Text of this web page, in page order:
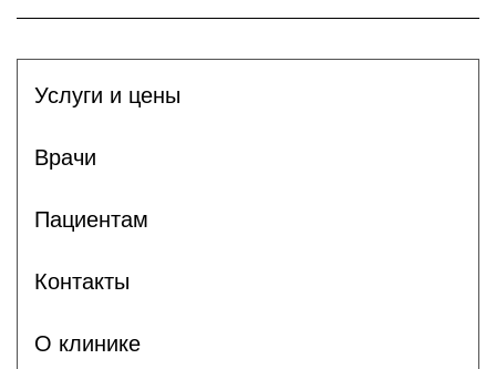
Услуги и цены
Врачи
Пациентам
Контакты
О клинике